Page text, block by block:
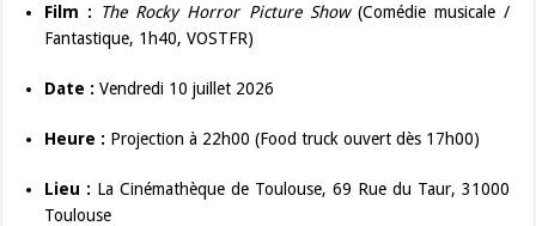
Film : The Rocky Horror Picture Show(Comédie musicale /
Fantastique, 1h40, VOSTFR)
Date : Vendredi 10 juillet 2026
Heure : Projection à 22h00 (Food truck ouvert dès 17h00)
Lieu : La Cinémathèque de Toulouse, 69 Rue du Taur, 31000
Toulouse